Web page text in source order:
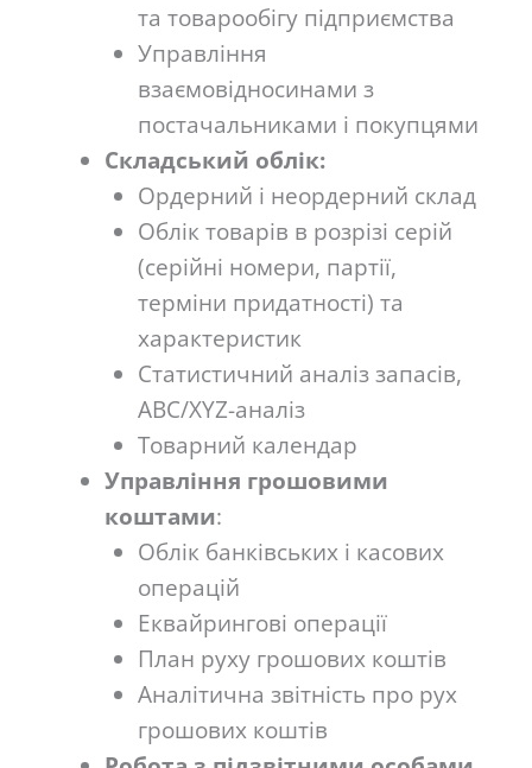
та товарообігу підприємства
Управління
взаємовідносинами з
постачальниками і покупцями
Складський облік:
Ордерний і неордерний склад
Облік товарів в розрізі серій
(серійні номери, партії,
терміни придатності) та
характеристик
Статистичний аналіз запасів,
ABC/XYZ-аналіз
Товарний календар
Управління грошовими
коштами:
Облік банківських і касових
операцій
Еквайрингові операції
План руху грошових коштів
Аналітична звітність про рух
грошових коштів